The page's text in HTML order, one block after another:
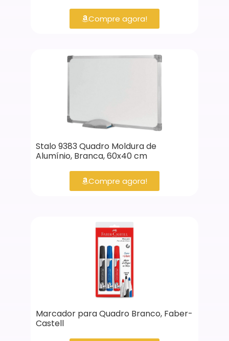
Compre agora!
Stalo 9383 Quadro Moldura de
Alumínio, Branca, 60x40 cm
Compre agora!
Marcador para Quadro Branco, Faber-
Castell